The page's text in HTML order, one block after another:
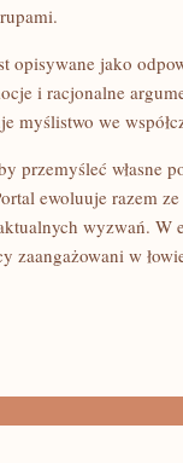
opisywane jako
i racjonalne
myślistwo we
własne
ewoluuje razem
wyzwań.
zaangażowani w